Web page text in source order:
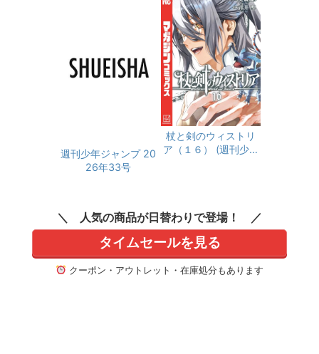
週刊少年ジャンプ 20
26年33号
杖と剣のウィストリ
ア（１６） (週刊少年
人気の商品が日替わりで登場！
タイムセールを見る
クーポン・アウトレット・在庫処分もあります